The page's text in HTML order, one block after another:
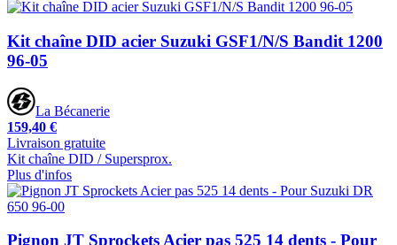
Kit chaîne DID acier Suzuki GSF1/N/S Bandit 1200
96-05
La Bécanerie
159,40 €
Livraison gratuite
Kit chaîne DID / Supersprox.
Plus d'infos
Pignon JT Sprockets Acier pas 525 14 dents - Pour